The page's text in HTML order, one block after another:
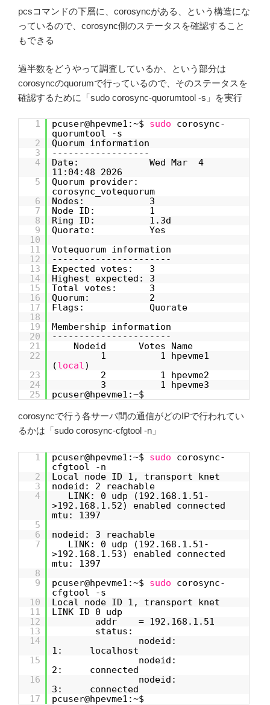
pcsコマンドの下層に、corosyncがある、という構造にな
っているので、corosync側のステータスを確認すること
もできる
過半数をどうやって調査しているか、という部分は
corosyncのquorumで行っているので、そのステータスを
確認するために「sudo corosync-quorumtool -s」を実行
1 pcuser@hpevme1:~$ sudo
corosync-
quorumtool -s
2
Quorum information
3
------------------
4
Date: Wed Mar 4
11:04:48 2026
5
Quorum provider:
corosync_votequorum
6
Nodes: 3
7
Node ID: 1
8
Ring ID: 1.3d
9
Quorate: Yes
10
11
Votequorum information
12
----------------------
13
Expected votes: 3
14
Highest expected: 3
15
Total votes: 3
16
Quorum: 2
17
Flags: Quorate
18
19
Membership information
20
----------------------
21
Nodeid Votes Name
22
1 1 hpevme1
(local)
23
2 1 hpevme2
24
3 1 hpevme3
25
pcuser@hpevme1:~$
corosyncで行う各サーバ間の通信がどのIPで行われてい
るかは「sudo corosync-cfgtool -n」
1 pcuser@hpevme1:~$ sudo
corosync-
cfgtool -n
2
Local node ID 1, transport knet
3
nodeid: 2 reachable
4
LINK: 0 udp (192.168.1.51-
>192.168.1.52) enabled connected
mtu: 1397
5
6
nodeid: 3 reachable
7
LINK: 0 udp (192.168.1.51-
>192.168.1.53) enabled connected
mtu: 1397
8
9
pcuser@hpevme1:~$ sudo
corosync-
cfgtool -s
10
Local node ID 1, transport knet
11
LINK ID 0 udp
12
addr = 192.168.1.51
13
status:
14
nodeid:
1: localhost
15
nodeid:
2: connected
16
nodeid:
3: connected
17
pcuser@hpevme1:~$